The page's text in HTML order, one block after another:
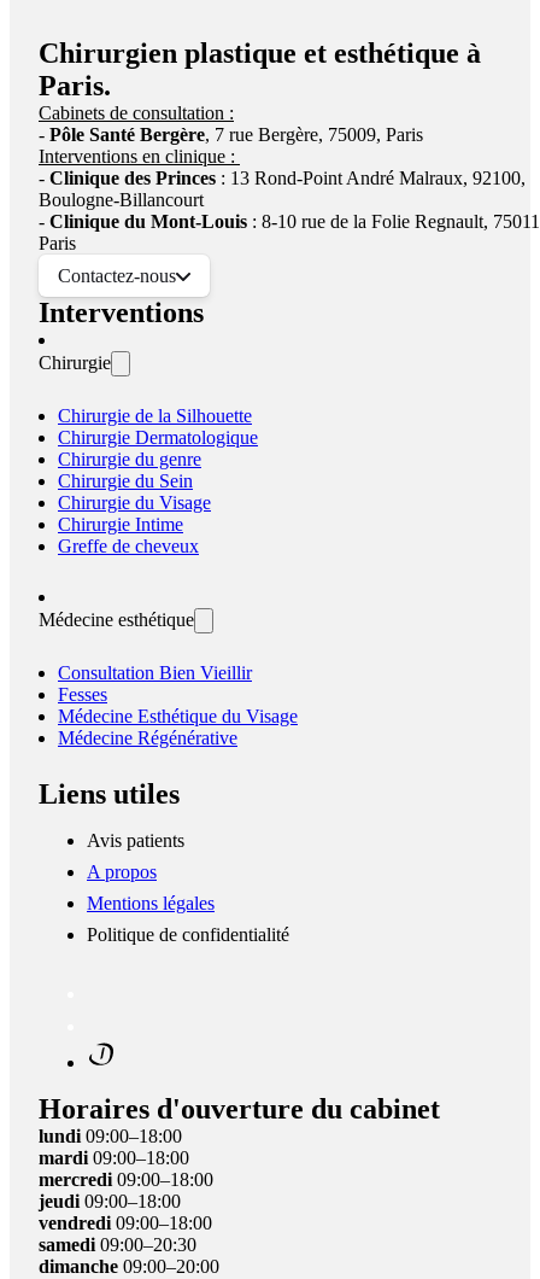
Chirurgien plastique et esthétique à
Paris.
Cabinets de consultation :
- Pôle Santé Bergère, 7 rue Bergère, 75009, Paris
Interventions en clinique :
- Clinique des Princes : 13 Rond-Point André Malraux, 92100,
Boulogne-Billancourt
- Clinique du Mont-Louis : 8-10 rue de la Folie Regnault,
Paris
Contactez-nous
Email
Interventions
Chirurgie
Chirurgie de la Silhouette
Chirurgie Dermatologique
Chirurgie du genre
Chirurgie du Sein
Chirurgie du Visage
Chirurgie Intime
Greffe de cheveux
Médecine esthétique
Consultation Bien Vieillir
Fesses
Médecine Esthétique du Visage
Médecine Régénérative
Liens utiles
Avis patients
A propos
Mentions légales
Politique de confidentialité
Horaires d'ouverture du cabinet
lundi09:00–18:00
mardi09:00–18:00
mercredi09:00–18:00
jeudi09:00–18:00
vendredi09:00–18:00
samedi09:00–20:30
dimanche 09:00–20:00